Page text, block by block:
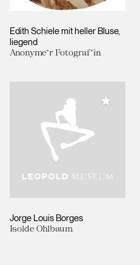
Edith Schiele mit heller Bluse,
liegend
Anonyme*r Fotograf*in
Sammlung hinzufügen
Jorge Louis Borges
Isolde Ohlbaum
Meiner